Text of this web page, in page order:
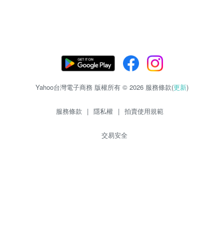
Yahoo台灣電子商務 版權所有 © 2026 服務條款(更新)
服務條款 | 隱私權 | 拍賣使用規範
交易安全